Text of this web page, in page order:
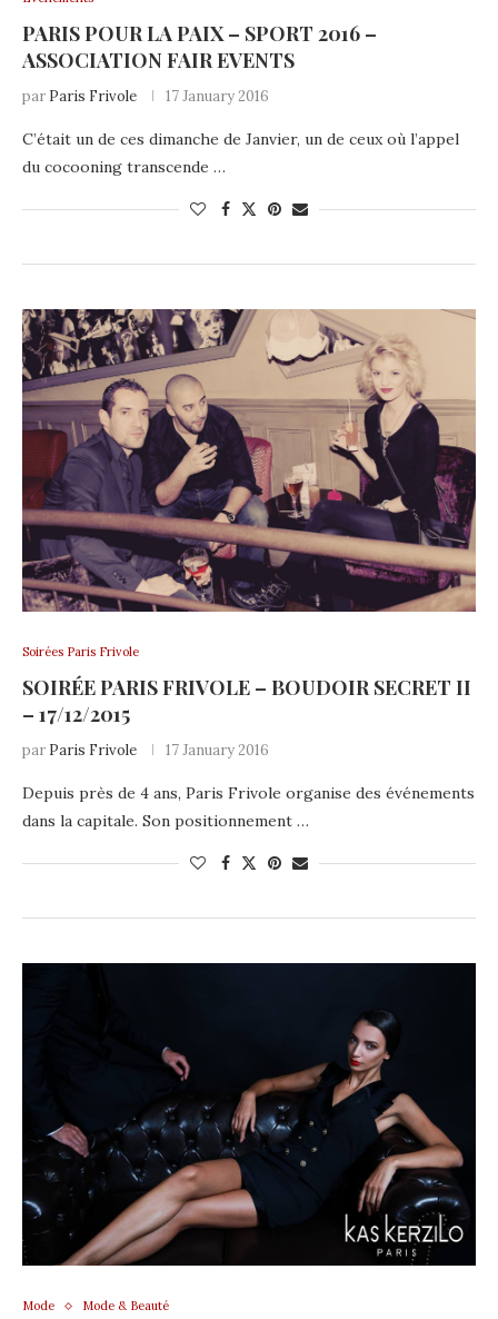
PARIS POUR LA PAIX – SPORT 2016 –
ASSOCIATION FAIR EVENTS
par Paris Frivole 17 January 2016
C’était un de ces dimanche de Janvier, un de ceux où l’appel
du cocooning transcende …
Soirées Paris Frivole
SOIRÉE PARIS FRIVOLE – BOUDOIR SECRET II
– 17/12/2015
par Paris Frivole 17 January 2016
Depuis près de 4 ans, Paris Frivole organise des événements
dans la capitale. Son positionnement …
Mode Mode & Beauté